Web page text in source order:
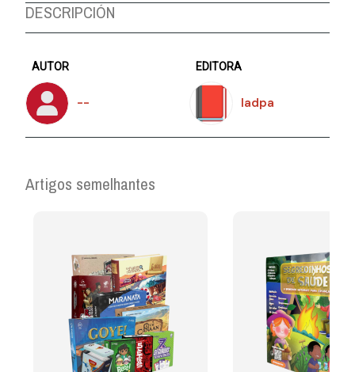
DESCRIPCIÓN
AUTOR
--
EDITORA
Iadpa
Artigos semelhantes